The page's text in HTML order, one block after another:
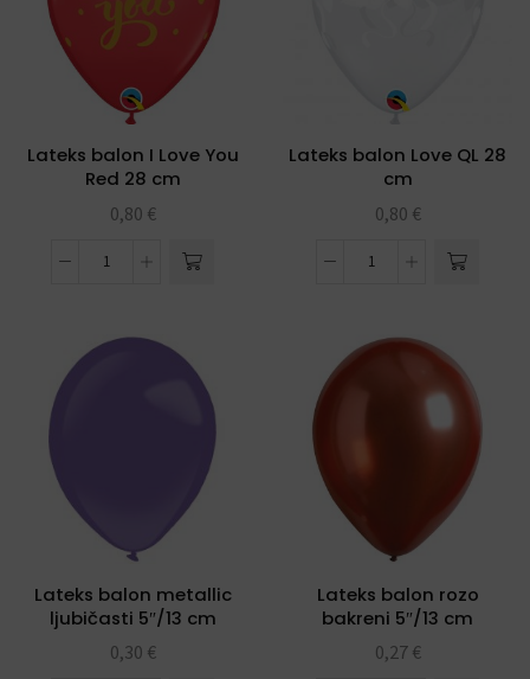
Lateks balon I Love You
Red 28 cm
0,80 €
Lateks balon Love QL 28
cm
0,80 €
Lateks balon metallic
ljubičasti 5″/13 cm
0,30 €
Lateks balon rozo
bakreni 5″/13 cm
0,27 €